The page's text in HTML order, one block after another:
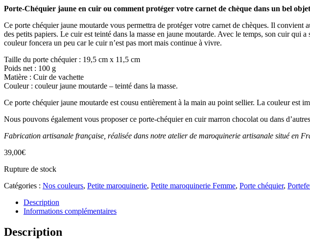
Porte-Chéquier jaune en cuir ou comment protéger votre carnet de chèque dans un bel
Ce porte chéquier jaune moutarde vous permettra de protéger votre carnet de chèques. Il
des petits papiers. Le cuir est teinté dans la masse en jaune moutarde. Avec le temps, son cuir
couleur foncera un peu car le cuir n’est pas mort mais continue à vivre.
Taille du porte chéquier : 19,5 cm x 11,5 cm
Poids net : 100 g
Matière : Cuir de vachette
Couleur : couleur jaune moutarde – teinté dans la masse.
Ce porte chéquier jaune moutarde est cousu entièrement à la main au point sellier. La couleur est
Nous pouvons également vous proposer ce porte-chéquier en cuir marron chocolat ou dans
Fabrication artisanale française, réalisée dans notre atelier de maroquinerie artisanale situé en
39,00€
Rupture de stock
Catégories : Nos couleurs, Petite maroquinerie, Petite maroquinerie Femme, Porte chéquier,
Description
Informations complémentaires
Description